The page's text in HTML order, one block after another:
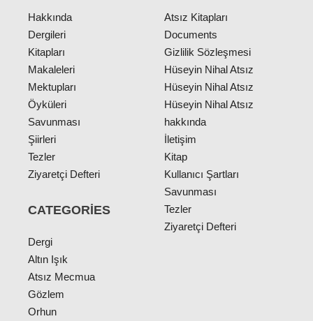
Hakkında
Dergileri
Kitapları
Makaleleri
Mektupları
Öyküleri
Savunması
Şiirleri
Tezler
Ziyaretçi Defteri
CATEGORIES
Dergi
Altın Işık
Atsız Mecmua
Gözlem
Orhun
Atsız Kitapları
Documents
Gizlilik Sözleşmesi
Hüseyin Nihal Atsız
Hüseyin Nihal Atsız
Hüseyin Nihal Atsız
hakkında
İletişim
Kitap
Kullanıcı Şartları
Savunması
Tezler
Ziyaretçi Defteri